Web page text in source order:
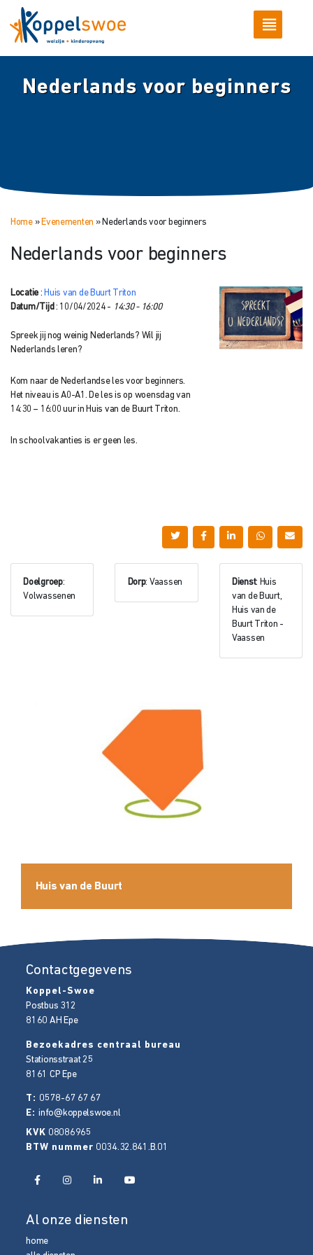
Nederlands voor beginners
Home» Evenementen » Nederlands voor beginners
Nederlands voor beginners
Locatie : Huis van de Buurt Triton
Datum/Tijd : 10/04/2024 - 14:30 - 16:00
Spreek jij nog weinig Nederlands? Wil jij
Nederlands leren?
Kom naar de Nederlandse les voor beginners.
Het niveau is A0-A1. De les is op woensdag van
14:30 – 16:00 uur in Huis van de Buurt Triton.
In schoolvakanties is er geen les.
Doelgroep:
Volwassenen
Dorp: Vaassen Dienst: Huis
van de Buurt,
Huis van de
Buurt Triton -
Vaassen
Huis van de Buurt
Contactgegevens
Koppel-Swoe
Postbus 312
8160 AH Epe
Bezoekadres centraal bureau
Stationsstraat 25
8161 CP Epe
T: 0578-67 67 67
E:info@koppelswoe.nl
KVK 08086965
BTW nummer 0034.32.841.B.01
Al onze diensten
home